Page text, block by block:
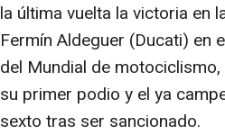
la última vuelta la victoria en
Fermín Aldeguer (Ducati) en
del Mundial de
su primer podio y el ya
sexto tras ser sancionado.